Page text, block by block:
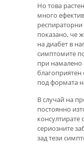
Но това
много
респираторни
показано, че
на диабет в
симптомите
при намалено
благоприятен
под формата
В случай на
постоянно
консултирате
сериозните
зад тези